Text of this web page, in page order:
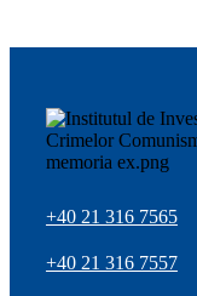
+40 21 316 7565
+40 21 316 7557